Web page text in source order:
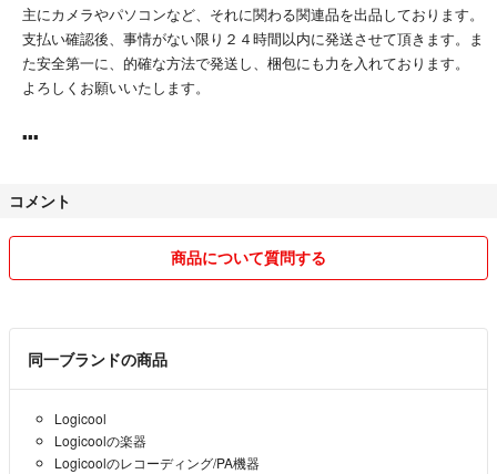
主にカメラやパソコンなど、それに関わる関連品を出品しております。
支払い確認後、事情がない限り２４時間以内に発送させて頂きます。ま
た安全第一に、的確な方法で発送し、梱包にも力を入れております。
よろしくお願いいたします。
▪︎▪︎▪︎
コメント
商品について質問する
同一ブランドの商品
Logicool
Logicoolの楽器
Logicoolのレコーディング/PA機器